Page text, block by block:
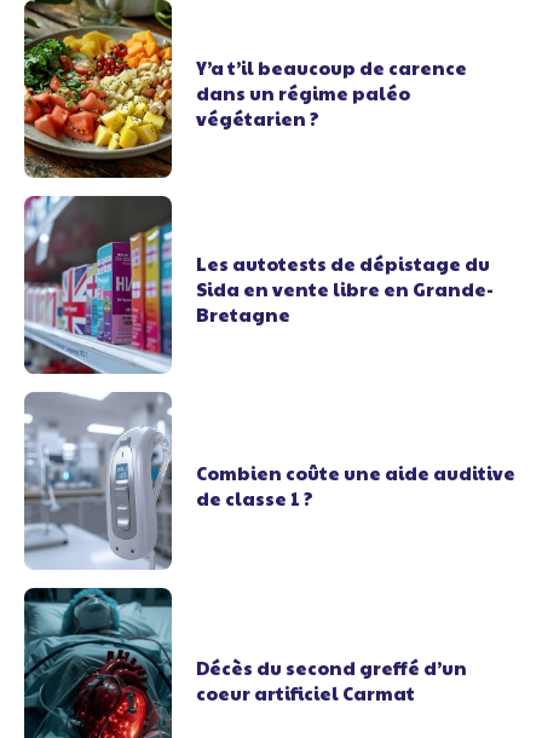
Y’a t’il beaucoup de carence
dans un régime paléo
végétarien ?
Les autotests de dépistage du
Sida en vente libre en Grande-
Bretagne
Combien coûte une aide auditive
de classe 1 ?
Décès du second greffé d’un
coeur artificiel Carmat